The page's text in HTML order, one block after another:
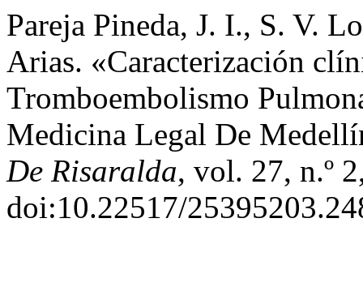
Pareja Pineda, J. I., S. V.
Arias. «Caracterización
Tromboembolismo
Medicina Legal De
De Risaralda, vol. 27, n.º
doi:10.22517/